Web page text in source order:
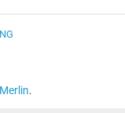
Merlin.